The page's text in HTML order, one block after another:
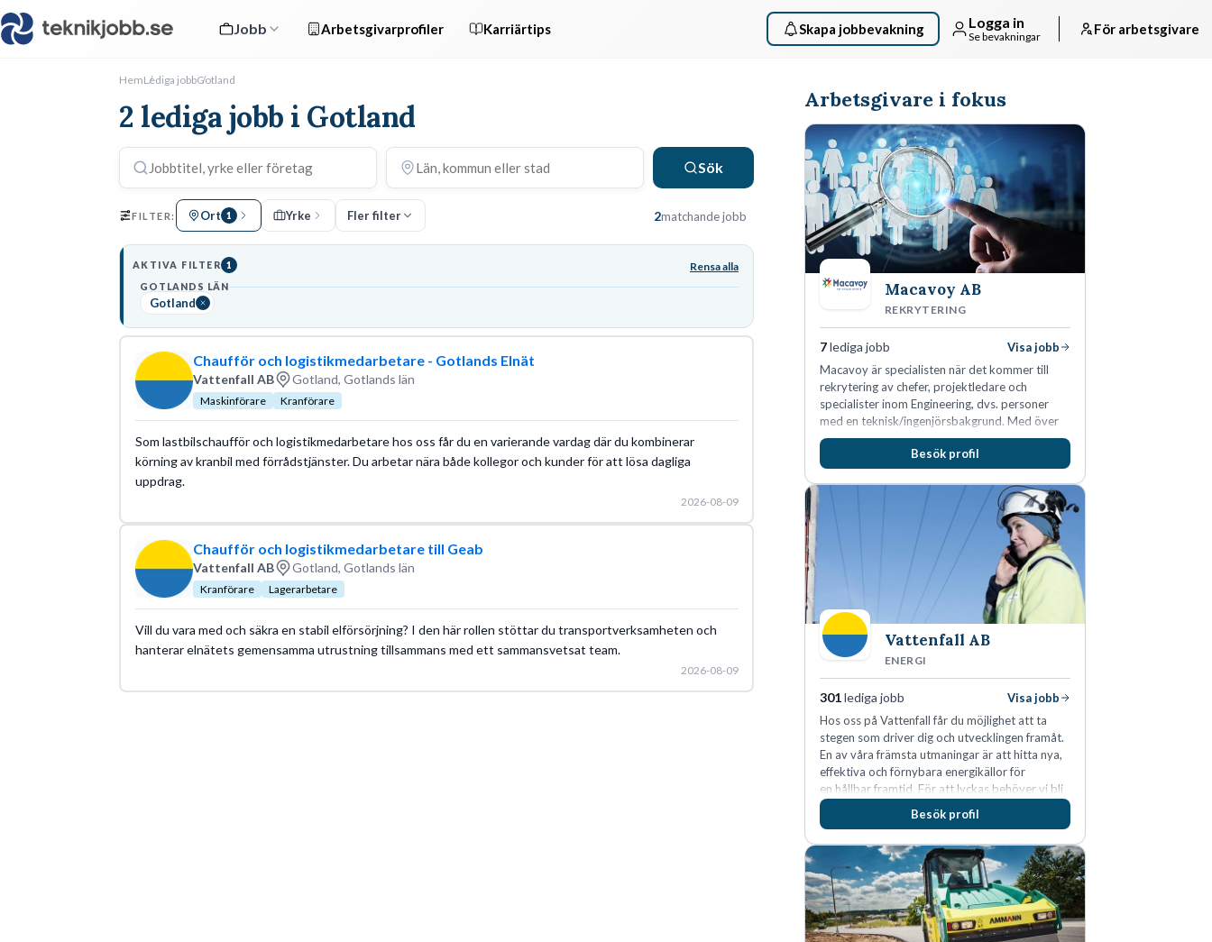
Jobb Arbetsgivarprofiler Karriärtips Skapa jobbevakning Logga in
Se bevakningar För arbetsgivare
HemLediga jobbGotland
2 lediga jobb i Gotland
Sök
FILTER: Ort 1 Yrke Fler filter 2matchande jobb
AKTIVA FILTER 1 Rensa alla
GOTLANDS LÄN
Gotland
Chaufför och logistikmedarbetare - Gotlands Elnät
Vattenfall AB Gotland, Gotlands län
Maskinförare Kranförare
Som lastbilschaufför och logistikmedarbetare hos oss får du en varierande vardag där du kombinerar
körning av kranbil med förrådstjänster. Du arbetar nära både kollegor och kunder för att lösa dagliga
uppdrag.
2026-08-09
Chaufför och logistikmedarbetare till Geab
Vattenfall AB Gotland, Gotlands län
Kranförare Lagerarbetare
Vill du vara med och säkra en stabil elförsörjning? I den här rollen stöttar du transportverksamheten och
hanterar elnätets gemensamma utrustning tillsammans med ett sammansvetsat team.
2026-08-09
Arbetsgivare i fokus
Macavoy AB
REKRYTERING
7lediga jobb
Visa jobb
Macavoy är specialisten när det kommer till
rekrytering av chefer, projektledare och
specialister inom Engineering, dvs. personer
med en teknisk/ingenjörsbakgrund. Med över
15 års erfarenhet och 400 lyckade
rekryteringar kan Macavoy erbjuda
konsultation i en rekrytering som gör skillnad.
Besök profil
Vattenfall AB
ENERGI
301lediga jobb
Visa jobb
Hos oss på Vattenfall får du möjlighet att ta
stegen som driver dig och utvecklingen framåt.
En av våra främsta utmaningar är att hitta nya,
effektiva och förnybara energikällor för
en hållbar framtid. För att lyckas behöver vi bli
fler medarbetare som vill göra skillnad.
Besök profil